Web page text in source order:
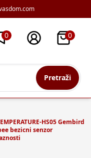
0 0
Pretraži
HS05 Gembird
bezicni senzor